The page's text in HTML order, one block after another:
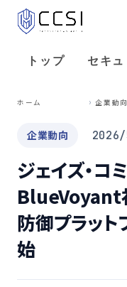
トップ セキ
ホーム 企業動向
企業動向
ジェイズ・コ
BlueVoyant
防御プラッ
始